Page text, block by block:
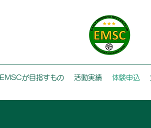
EMSCが目指すもの 活動実績 体験申込